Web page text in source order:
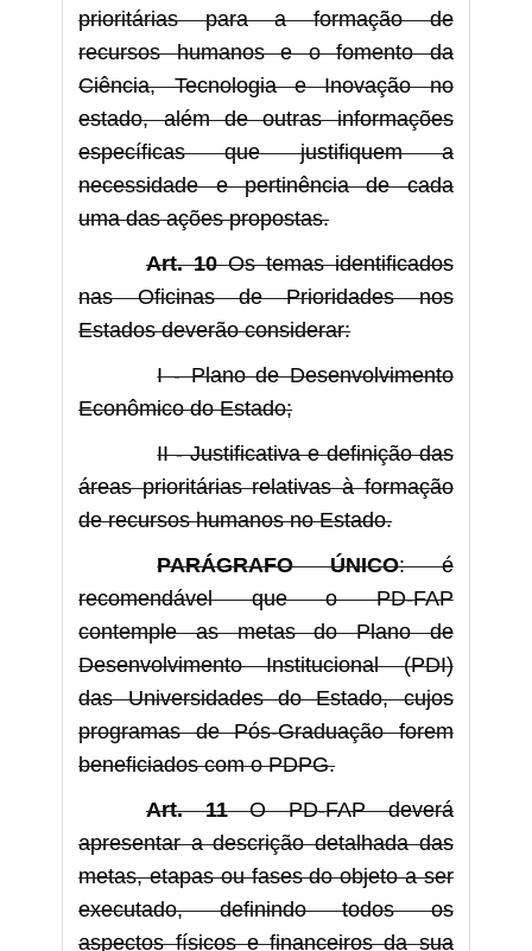
prioritárias para a formação de
recursos humanos e o fomento da
Ciência, Tecnologia e Inovação no
estado, além de outras informações
específicas que justifiquem a
necessidade e pertinência de cada
uma das ações propostas.
Art. 10Os temas identificados
nas Oficinas de Prioridades nos
Estados deverão considerar:
I - Plano de Desenvolvimento
Econômico do Estado;
II - Justificativa e definição das
áreas prioritárias relativas à formação
de recursos humanos no Estado.
PARÁGRAFO ÚNICO: é
recomendável que o PD-FAP
contemple as metas do Plano de
Desenvolvimento Institucional (PDI)
das Universidades do Estado, cujos
programas de Pós-Graduação forem
beneficiados com o PDPG.
Art. 11O PD-FAP deverá
apresentar a descrição detalhada das
metas, etapas ou fases do objeto a ser
executado, definindo todos os
aspectos físicos e financeiros da sua